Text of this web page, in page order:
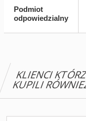
Podmiot
odpowiedzialny
KLIENCI
KUPILI